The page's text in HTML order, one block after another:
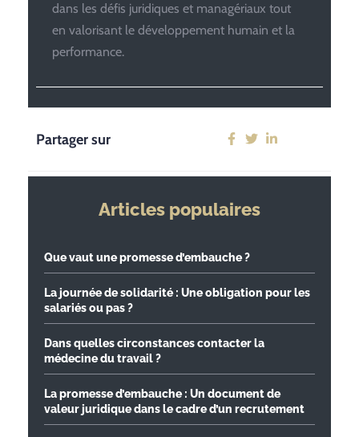
dans les défis juridiques et managériaux tout
en valorisant le développement humain et la
performance.
Partager sur
Articles populaires
Que vaut une promesse d’embauche ?
La journée de solidarité : Une obligation pour les
salariés ou pas ?
Dans quelles circonstances contacter la
médecine du travail ?
La promesse d’embauche : Un document de
valeur juridique dans le cadre d’un recrutement